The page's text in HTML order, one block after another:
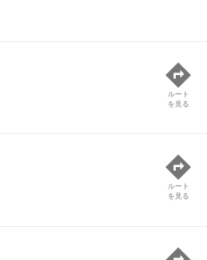
ルート
を見る
ルート
を見る